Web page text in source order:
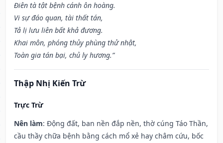
Điên tà tật bệnh cánh ôn hoàng.
Vi sự đáo quan, tài thất tán,
Tả lị lưu liên bất khả đương.
Khai môn, phóng thủy phùng thử nhật,
Toàn gia tán bại, chủ ly hương.”
Thập Nhị Kiến Trừ
Trực Trừ
Nên làm: Động đất, ban nền đắp nền, thờ cúng Táo Thần,
cầu thầy chữa bệnh bằng cách mổ xẻ hay châm cứu, bốc